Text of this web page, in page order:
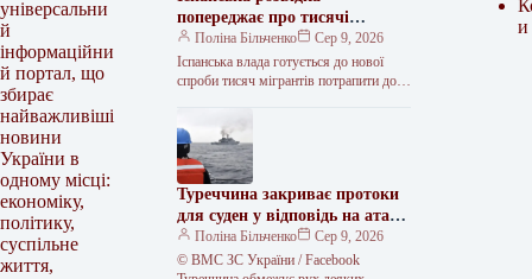
універсальни
й
інформаційни
й портал, що
збирає
найважливіші
новини
України в
одному місці:
економіку,
політику,
суспільне
життя,
попереджає про тисячі
мігрантів, що можуть
штурмувати Сеуту
Поліна Більченко
Сер 9, 2026
Іспанська влада готується до нової
спроби тисяч мігрантів потрапити до
переходу, які активно…
Туреччина закриває протоки
для суден у відповідь на атаки
в Чорному морі
Поліна Більченко
Сер 9, 2026
© ВМС ЗС України / Facebook
и